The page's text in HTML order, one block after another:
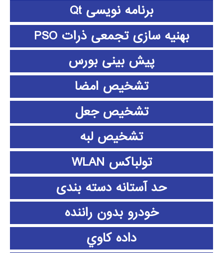
برنامه نویسی Qt
بهنیه سازی تجمعی ذرات PSO
پیش بینی بورس
تشخیص امضا
تشخیص جعل
تشخیص لبه
تولباکس WLAN
حد آستانه دسته بندی
خودرو بدون راننده
داده كاوي